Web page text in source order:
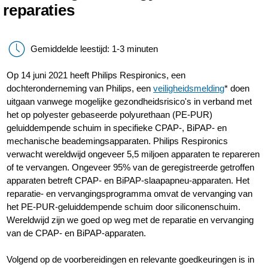
reparaties
Gemiddelde leestijd: 1-3 minuten
Op 14 juni 2021 heeft Philips Respironics, een
dochteronderneming van Philips, eenveiligheidsmelding* doen
uitgaan vanwege mogelijke gezondheidsrisico's in verband met
het op polyester gebaseerde polyurethaan (PE-PUR)
geluiddempende schuim in specifieke CPAP-, BiPAP- en
mechanische beademingsapparaten. Philips Respironics
verwacht wereldwijd ongeveer 5,5 miljoen apparaten te repareren
of te vervangen. Ongeveer 95% van de geregistreerde getroffen
apparaten betreft CPAP- en BiPAP-slaapapneu-apparaten. Het
reparatie- en vervangingsprogramma omvat de vervanging van
het PE-PUR-geluiddempende schuim door siliconenschuim.
Wereldwijd zijn we goed op weg met de reparatie en vervanging
van de CPAP- en BiPAP-apparaten.
Volgend op de voorbereidingen en relevante goedkeuringen is in